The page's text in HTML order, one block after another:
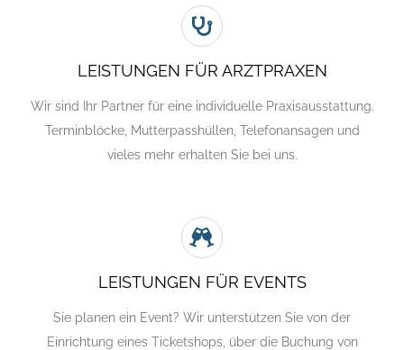
LEISTUNGEN FÜR ARZTPRAXEN
Wir sind Ihr Partner für eine individuelle Praxisausstattung.
Terminblöcke, Mutterpasshüllen, Telefonansagen und
vieles mehr erhalten Sie bei uns.
LEISTUNGEN FÜR EVENTS
Sie planen ein Event? Wir unterstützen Sie von der
Einrichtung eines Ticketshops, über die Buchung von